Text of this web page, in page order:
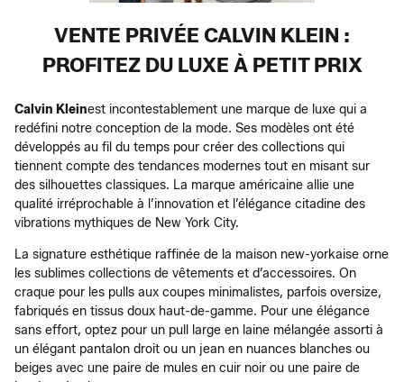
VENTE PRIVÉE CALVIN KLEIN :
PROFITEZ DU LUXE À PETIT PRIX
Calvin Kleinest incontestablement une marque de luxe qui a
redéfini notre conception de la mode. Ses modèles ont été
développés au fil du temps pour créer des collections qui
tiennent compte des tendances modernes tout en misant sur
des silhouettes classiques. La marque américaine allie une
qualité irréprochable à l’innovation et l’élégance citadine des
vibrations mythiques de New York City.
La signature esthétique raffinée de la maison new-yorkaise orne
les sublimes collections de vêtements et d’accessoires. On
craque pour les pulls aux coupes minimalistes, parfois oversize,
fabriqués en tissus doux haut-de-gamme. Pour une élégance
sans effort, optez pour un pull large en laine mélangée assorti à
un élégant pantalon droit ou un jean en nuances blanches ou
beiges avec une paire de mules en cuir noir ou une paire de